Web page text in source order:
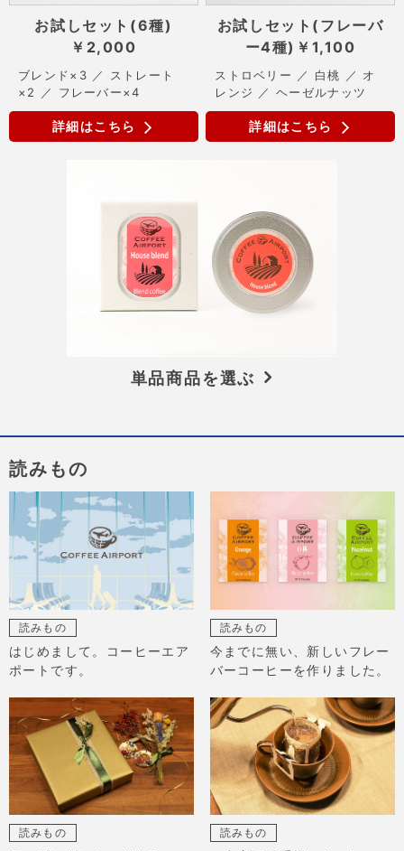
お試しセット(6種)
￥2,000
ブレンド×3 ／ ストレート
×2 ／ フレーバー×4
詳細はこちら
お試しセット(フレーバ
ー4種) ￥1,100
ストロベリー ／ 白桃 ／ オ
レンジ ／ ヘーゼルナッツ
詳細はこちら
単品商品を選ぶ
読みもの
読みもの
はじめまして。コーヒーエア
ポートです。
読みもの
今までに無い、新しいフレー
バーコーヒーを作りました。
読みもの 読みもの